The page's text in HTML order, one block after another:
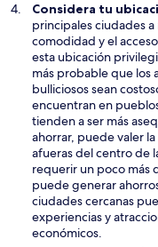
Considera tu
principales ciudades
comodidad y el
esta ubicación
más probable que los
bulliciosos sean
encuentran en
tienden a ser más
ahorrar, puede valer
afueras del centro de
requerir un poco más
puede generar
ciudades cercanas
experiencias y
económicos.